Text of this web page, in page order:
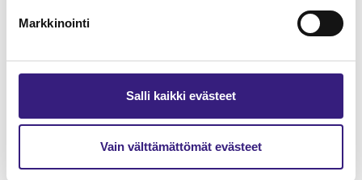
Markkinointi
Salli kaikki evästeet
Vain välttämättömät evästeet
Tilaa Tilisanomien
lukuoikeus